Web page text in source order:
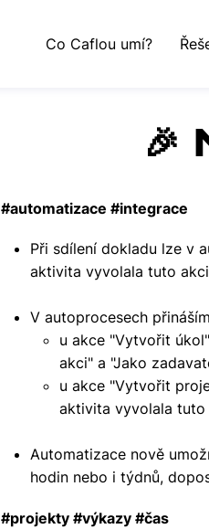
Co Caflou umí?
🎉
#automatizace #integrace
Při sdílení dokladu lze v
aktivita vyvolala tuto
V autoprocesech
u akce "Vytvořit
akci" a "Jako
u akce "Vytvořit
aktivita vyvolala tuto
Automatizace nově
hodin nebo i týdnů,
#projekty #výkazy #čas